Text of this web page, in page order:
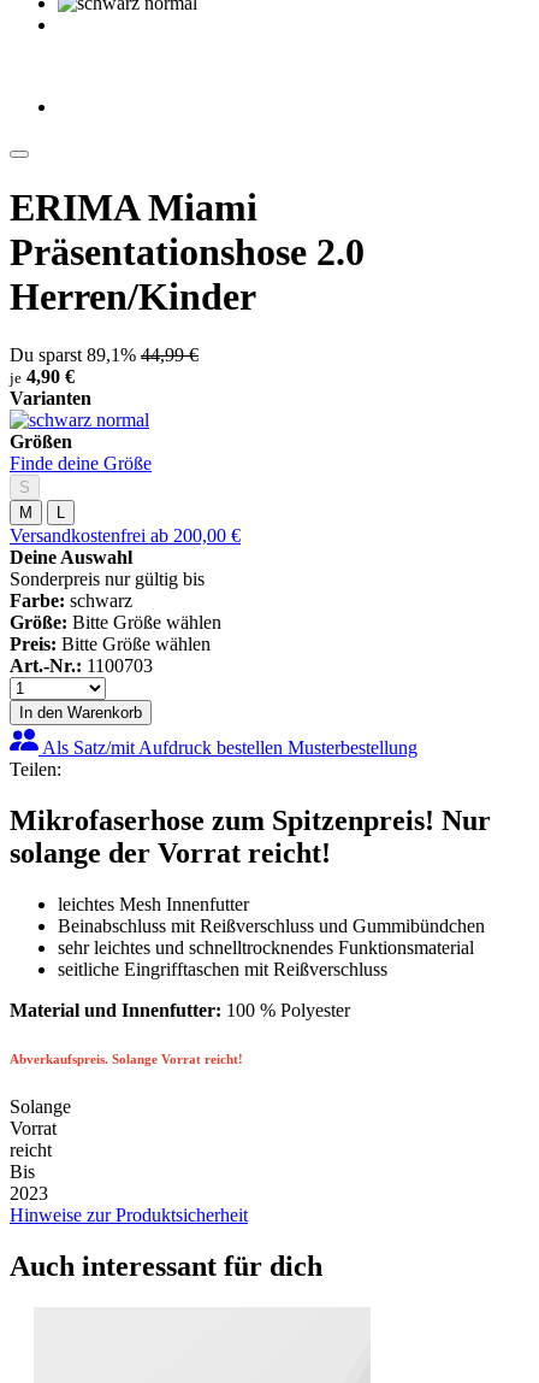
ERIMA Miami
Präsentationshose 2.0
Herren/Kinder
Du sparst 89,1% 44,99 €
je 4,90 €
Varianten
Größen
Finde deine Größe
S
M
Versandkostenfrei ab 200,00 €
Deine Auswahl
Sonderpreis nur gültig bis
Farbe: schwarz
Größe: Bitte Größe wählen
Preis: Bitte Größe wählen
Art.-Nr.: 1100703
In den Warenkorb
Als Satz/mit Aufdruck bestellen Musterbestellung
Teilen:
Mikrofaserhose zum Spitzenpreis! Nur
solange der Vorrat reicht!
leichtes Mesh Innenfutter
Beinabschluss mit Reißverschluss und Gummibündchen
sehr leichtes und schnelltrocknendes Funktionsmaterial
seitliche Eingrifftaschen mit Reißverschluss
Material und Innenfutter: 100 % Polyester
Abverkaufspreis. Solange Vorrat reicht!
Solange
Vorrat
reicht
Bis
2023
Hinweise zur Produktsicherheit
Auch interessant für dich